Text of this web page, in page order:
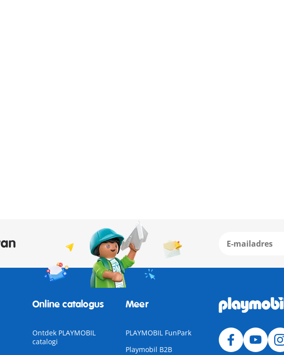
Online catalogus
Ontdek PLAYMOBIL
catalogi
Meer
PLAYMOBIL FunPark
Playmobil B2B